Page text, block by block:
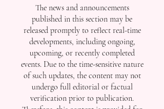
The news and announcements
published in this section may be
released promptly to reflect real-time
developments, including ongoing,
upcoming, or recently completed
events. Due to the time-sensitive nature
of such updates, the content may not
undergo full editorial or factual
verification prior to publication.